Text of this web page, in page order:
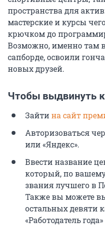
пространства для
мастерские и курсы
крючком до
Возможно, именно там
сапборде, освоили
новых друзей.
Чтобы выдвинуть
Зайтина сайт
Авторизоваться
или «Яндекс».
Ввести название
который, по
звания лучшего в
Также вы можете
остальных девяти
«Работодатель